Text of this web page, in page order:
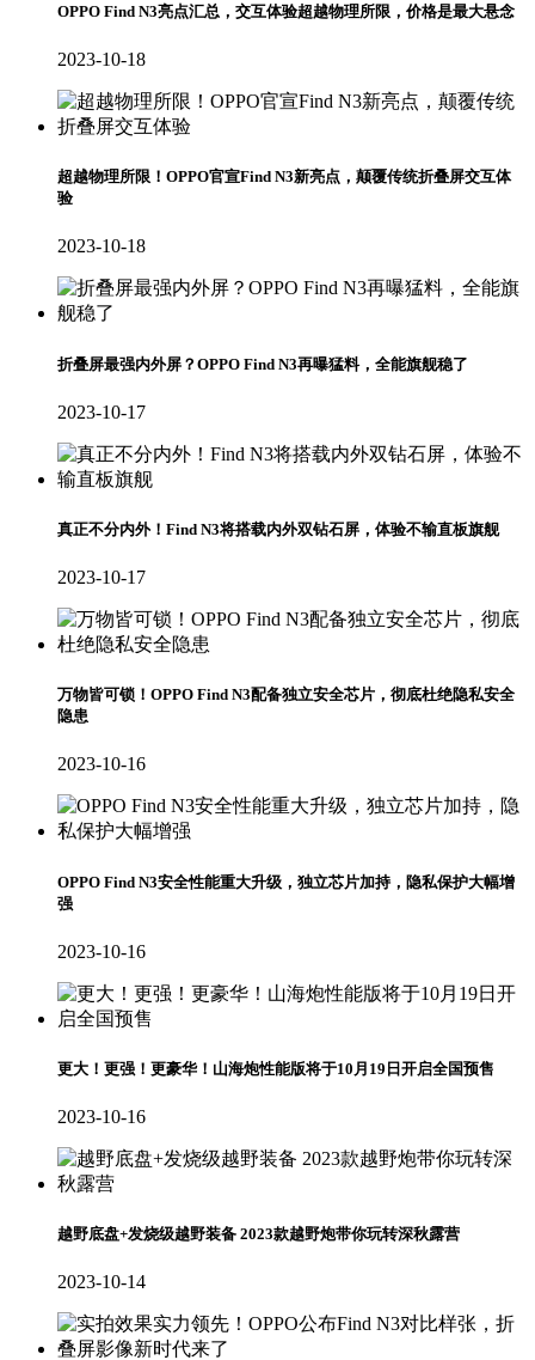
OPPO Find N3亮点汇总，交互体验超越物理所限，价格是最大悬念
2023-10-18
超越物理所限！OPPO官宣Find N3新亮点，颠覆传统折叠屏交互体
验
2023-10-18
折叠屏最强内外屏？OPPO Find N3再曝猛料，全能旗舰稳了
2023-10-17
真正不分内外！Find N3将搭载内外双钻石屏，体验不输直板旗舰
2023-10-17
万物皆可锁！OPPO Find N3配备独立安全芯片，彻底杜绝隐私安全
隐患
2023-10-16
OPPO Find N3安全性能重大升级，独立芯片加持，隐私保护大幅增
强
2023-10-16
更大！更强！更豪华！山海炮性能版将于10月19日开启全国预售
2023-10-16
越野底盘+发烧级越野装备 2023款越野炮带你玩转深秋露营
2023-10-14